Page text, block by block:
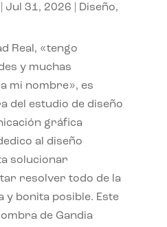
Jul 31, 2026 Diseño,
Real, «tengo
y muchas
mi nombre», es
del estudio de diseño
gráfica
al diseño
solucionar
resolver todo de la
y bonita posible. Este
de Gandia